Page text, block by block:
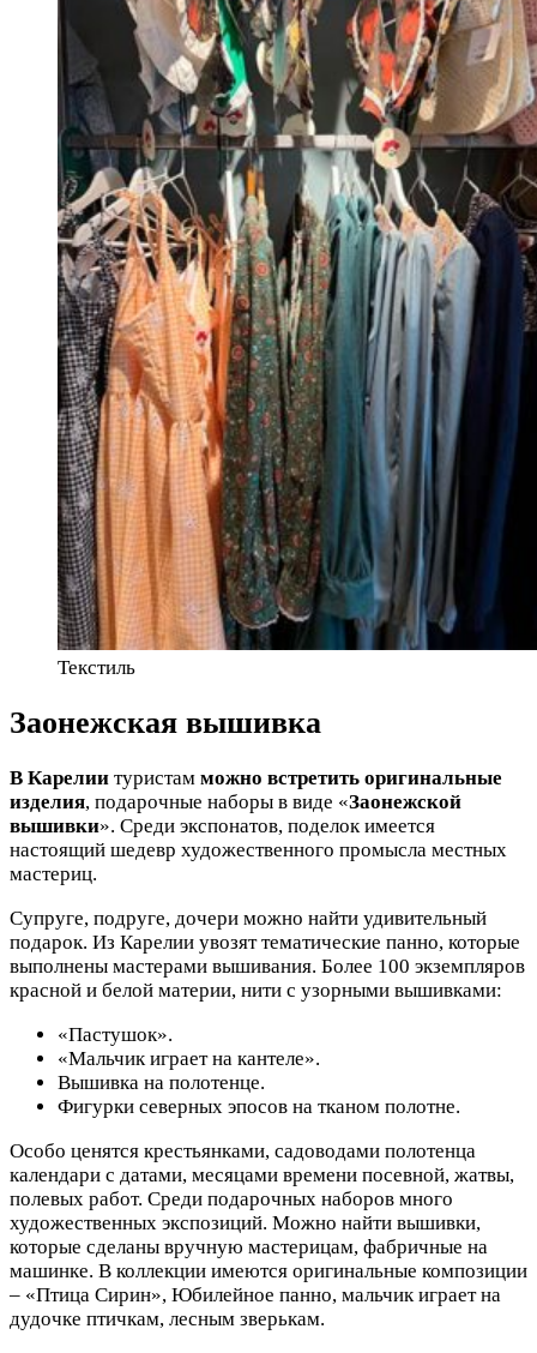
Текстиль
Заонежская вышивка
В Карелии туристам можно встретить оригинальные
изделия, подарочные наборы в виде «Заонежской
вышивки». Среди экспонатов, поделок имеется
настоящий шедевр художественного промысла местных
мастериц.
Супруге, подруге, дочери можно найти удивительный
подарок. Из Карелии увозят тематические панно, которые
выполнены мастерами вышивания. Более 100 экземпляров
красной и белой материи, нити с узорными вышивками:
«Пастушок».
«Мальчик играет на кантеле».
Вышивка на полотенце.
Фигурки северных эпосов на тканом полотне.
Особо ценятся крестьянками, садоводами полотенца
календари с датами, месяцами времени посевной, жатвы,
полевых работ. Среди подарочных наборов много
художественных экспозиций. Можно найти вышивки,
которые сделаны вручную мастерицам, фабричные на
машинке. В коллекции имеются оригинальные композиции
– «Птица Сирин», Юбилейное панно, мальчик играет на
дудочке птичкам, лесным зверькам.